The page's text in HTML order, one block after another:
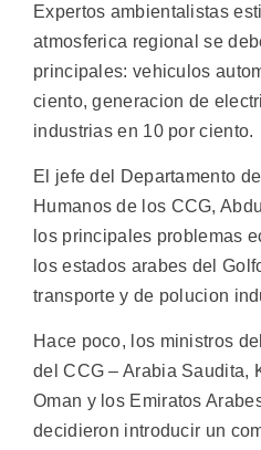
Expertos ambientalistas
atmosferica regional se
principales: vehiculos
ciento, generacion de
industrias en 10 por ciento.
El jefe del Departamento
Humanos de los CCG,
los principales problemas
los estados arabes del
transporte y de polucion
Hace poco, los ministros
del CCG – Arabia Saudita,
Oman y los Emiratos
decidieron introducir un